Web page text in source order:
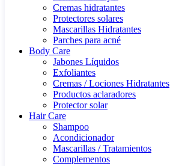
Cremas hidratantes
Protectores solares
Mascarillas Hidratantes
Parches para acné
Body Care
Jabones Líquidos
Exfoliantes
Cremas / Lociones Hidratantes
Productos aclaradores
Protector solar
Hair Care
Shampoo
Acondicionador
Mascarillas / Tratamientos
Complementos